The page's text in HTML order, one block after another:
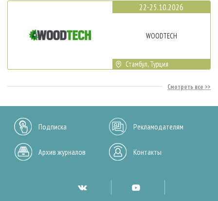
22-25.10.2026
WOODTECH
Стамбул, Турция
Смотреть все
Подписка Рекламодателям
Архив журналов Контакты